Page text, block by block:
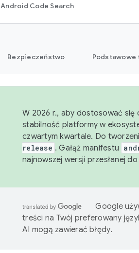
Android Code Search
Bezpieczeństwo Podstawowe
W 2026 r., aby dostosować
stabilność platformy w
czwartym kwartale. Do
release . Gałąź manifestu
najnowszej wersji przesłanej
Google
treści na Twój preferowany
AI mogą zawierać błędy.